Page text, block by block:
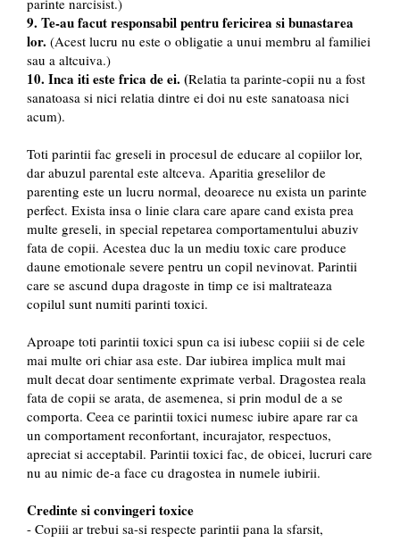
9. Te-au facut responsabil pentru fericirea si bunastarea
lor. (Acest lucru nu este o obligatie a unui membru al familiei
sau a altcuiva.)
10. Inca iti este frica de ei. (Relatia ta parinte-copii nu a fost
sanatoasa si nici relatia dintre ei doi nu este sanatoasa nici
acum).
Toti parintii fac greseli in procesul de educare al copiilor lor,
dar abuzul parental este altceva. Aparitia greselilor de
parenting este un lucru normal, deoarece nu exista un parinte
perfect. Exista insa o linie clara care apare cand exista prea
multe greseli, in special repetarea comportamentului abuziv
fata de copii. Acestea duc la un mediu toxic care produce
daune emotionale severe pentru un copil nevinovat. Parintii
care se ascund dupa dragoste in timp ce isi maltrateaza
copilul sunt numiti parinti toxici.
Aproape toti parintii toxici spun ca isi iubesc copiii si de cele
mai multe ori chiar asa este. Dar iubirea implica mult mai
mult decat doar sentimente exprimate verbal. Dragostea reala
fata de copii se arata, de asemenea, si prin modul de a se
comporta. Ceea ce parintii toxici numesc iubire apare rar ca
un comportament reconfortant, incurajator, respectuos,
apreciat si acceptabil. Parintii toxici fac, de obicei, lucruri care
nu au nimic de-a face cu dragostea in numele iubirii.
Credinte si convingeri toxice
- Copiii ar trebui sa-si respecte parintii pana la sfarsit,